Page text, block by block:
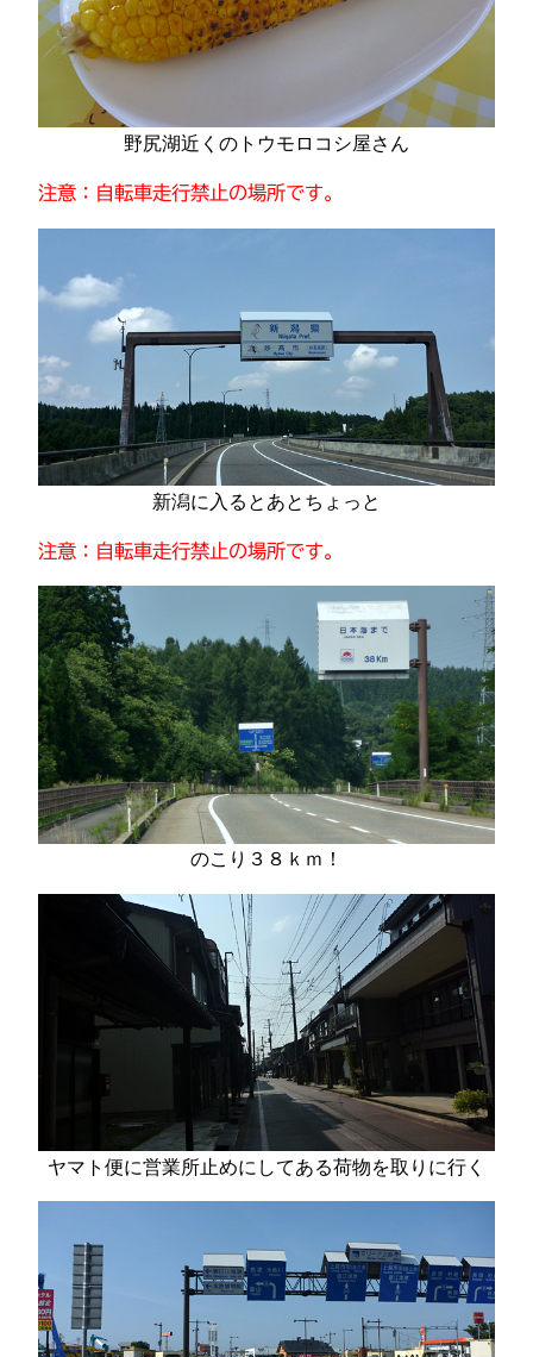
野尻湖近くのトウモロコシ屋さん
注意：自転車走行禁止の場所です。
新潟に入るとあとちょっと
注意：自転車走行禁止の場所です。
のこり３８ｋｍ！
ヤマト便に営業所止めにしてある荷物を取りに行く